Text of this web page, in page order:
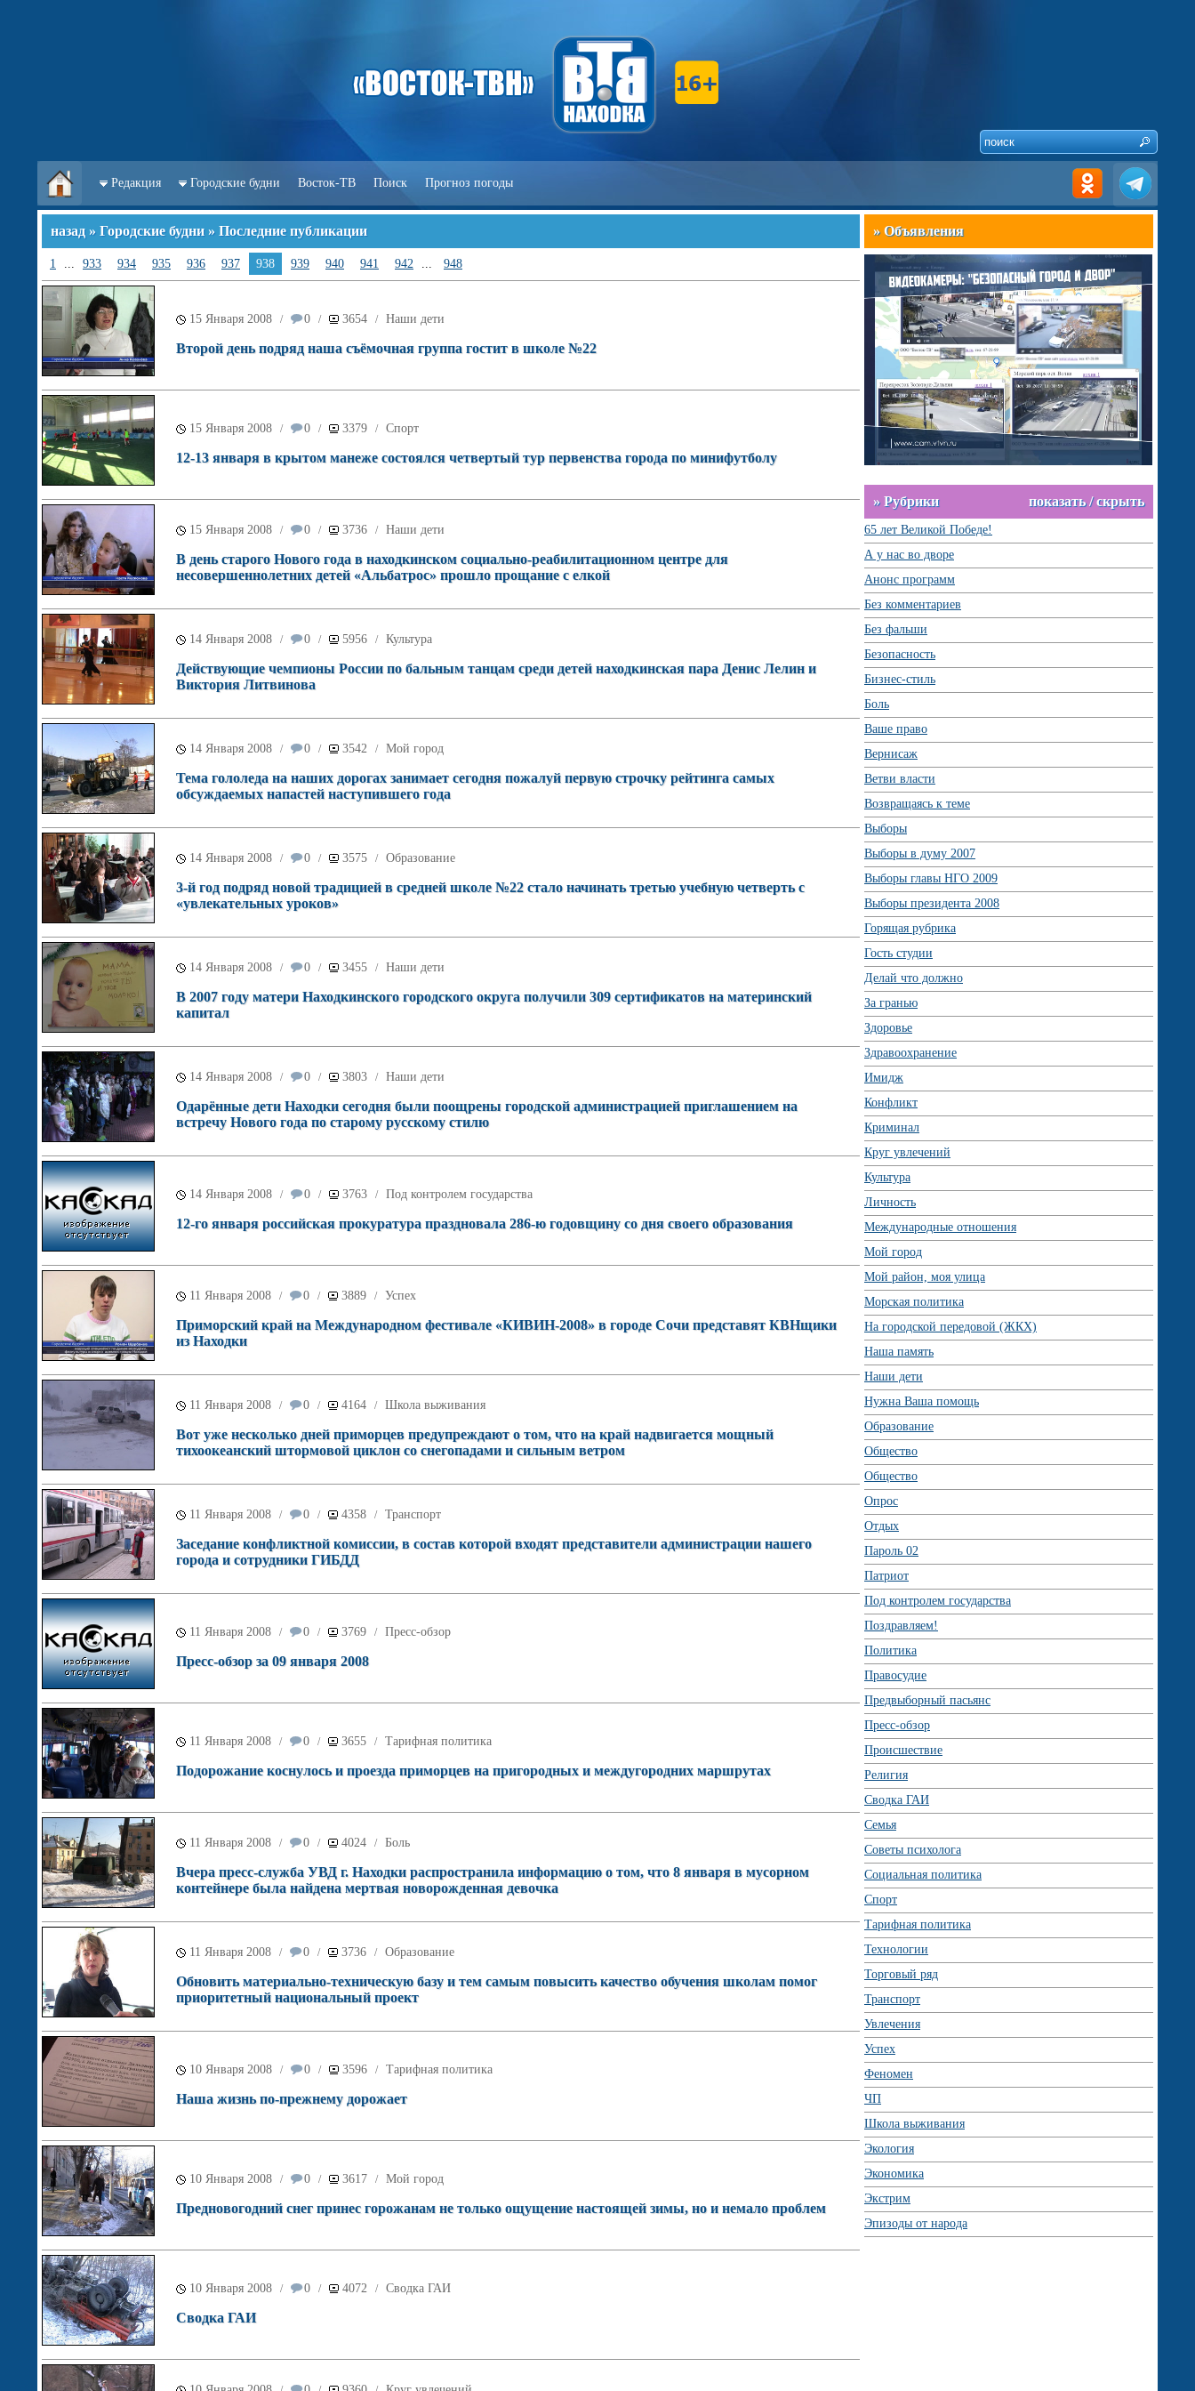
Редакция Городские будни Восток-ТВ Поиск Прогноз погоды
назад » Городские будни » Последние публикации
1 ... 933 934 935 936 937 938 939 940 941 942 ... 948
15 Января 2008 / 0 / 3654 / Наши дети
Второй день подряд наша съёмочная группа гостит в школе №22
15 Января 2008 / 0 / 3379 / Спорт
12-13 января в крытом манеже состоялся четвертый тур первенства города по минифутболу
15 Января 2008 / 0 / 3736 / Наши дети
В день старого Нового года в находкинском социально-реабилитационном центре для
несовершеннолетних детей «Альбатрос» прошло прощание с елкой
14 Января 2008 / 0 / 5956 / Культура
Действующие чемпионы России по бальным танцам среди детей находкинская пара Денис Лелин и
Виктория Литвинова
14 Января 2008 / 0 / 3542 / Мой город
Тема гололеда на наших дорогах занимает сегодня пожалуй первую строчку рейтинга самых
обсуждаемых напастей наступившего года
14 Января 2008 / 0 / 3575 / Образование
3-й год подряд новой традицией в средней школе №22 стало начинать третью учебную четверть с
«увлекательных уроков»
14 Января 2008 / 0 / 3455 / Наши дети
В 2007 году матери Находкинского городского округа получили 309 сертификатов на материнский
капитал
14 Января 2008 / 0 / 3803 / Наши дети
Одарённые дети Находки сегодня были поощрены городской администрацией приглашением на
встречу Нового года по старому русскому стилю
14 Января 2008 / 0 / 3763 / Под контролем государства
12-го января российская прокуратура праздновала 286-ю годовщину со дня своего образования
11 Января 2008 / 0 / 3889 / Успех
Приморский край на Международном фестивале «КИВИН-2008» в городе Сочи представят КВНщики
из Находки
11 Января 2008 / 0 / 4164 / Школа выживания
Вот уже несколько дней приморцев предупреждают о том, что на край надвигается мощный
тихоокеанский штормовой циклон со снегопадами и сильным ветром
11 Января 2008 / 0 / 4358 / Транспорт
Заседание конфликтной комиссии, в состав которой входят представители администрации нашего
города и сотрудники ГИБДД
11 Января 2008 / 0 / 3769 / Пресс-обзор
Пресс-обзор за 09 января 2008
11 Января 2008 / 0 / 3655 / Тарифная политика
Подорожание коснулось и проезда приморцев на пригородных и междугородних маршрутах
11 Января 2008 / 0 / 4024 / Боль
Вчера пресс-служба УВД г. Находки распространила информацию о том, что 8 января в мусорном
контейнере была найдена мертвая новорожденная девочка
11 Января 2008 / 0 / 3736 / Образование
Обновить материально-техническую базу и тем самым повысить качество обучения школам помог
приоритетный национальный проект
10 Января 2008 / 0 / 3596 / Тарифная политика
Наша жизнь по-прежнему дорожает
10 Января 2008 / 0 / 3617 / Мой город
Предновогодний снег принес горожанам не только ощущение настоящей зимы, но и немало проблем
10 Января 2008 / 0 / 4072 / Сводка ГАИ
Сводка ГАИ
» Объявления
» Рубрики показать / скрыть
65 лет Великой Победе!
А у нас во дворе
Анонс программ
Без комментариев
Без фальши
Безопасность
Бизнес-стиль
Боль
Ваше право
Вернисаж
Ветви власти
Возвращаясь к теме
Выборы
Выборы в думу 2007
Выборы главы НГО 2009
Выборы президента 2008
Горящая рубрика
Гость студии
Делай что должно
За гранью
Здоровье
Здравоохранение
Имидж
Конфликт
Криминал
Круг увлечений
Культура
Личность
Международные отношения
Мой город
Мой район, моя улица
Морская политика
На городской передовой (ЖКХ)
Наша память
Наши дети
Нужна Ваша помощь
Образование
Общество
Общество
Опрос
Отдых
Пароль 02
Патриот
Под контролем государства
Поздравляем!
Политика
Правосудие
Предвыборный пасьянс
Пресс-обзор
Происшествие
Религия
Сводка ГАИ
Семья
Советы психолога
Социальная политика
Спорт
Тарифная политика
Технологии
Торговый ряд
Транспорт
Увлечения
Успех
Феномен
ЧП
Школа выживания
Экология
Экономика
Экстрим
Эпизоды от народа